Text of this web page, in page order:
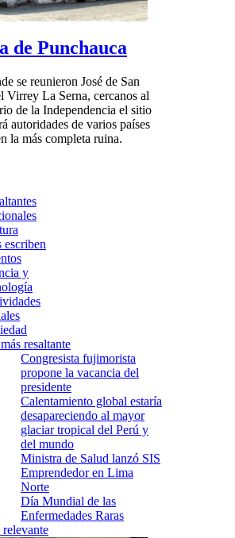
de Punchauca
se reunieron José de San
Virrey La Serna, cercanos al
de la Independencia el sitio
autoridades de varios países
la más completa ruina.
escriben
y
resaltante
Congresista fujimorista
propone la vacancia del
presidente
Calentamiento global estaría
desapareciendo al mayor
glaciar tropical del Perú y
del mundo
Ministra de Salud lanzó SIS
Emprendedor en Lima
Norte
Día Mundial de las
Enfermedades Raras
relevante